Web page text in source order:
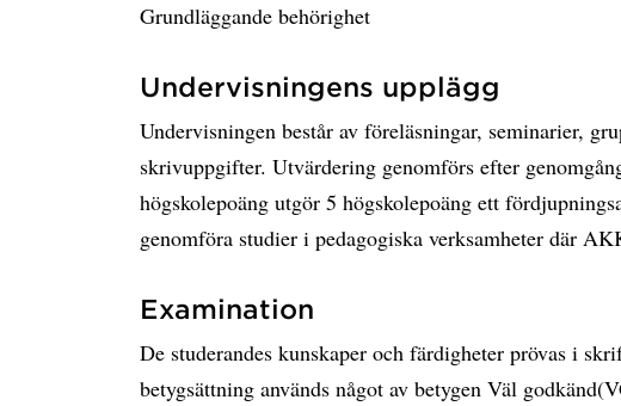
Grundläggande behörighet
Undervisningens upplägg
Undervisningen består av föreläsningar, seminarier,
skrivuppgifter. Utvärdering genomförs efter
högskolepoäng utgör 5 högskolepoäng ett
genomföra studier i pedagogiska verksamheter där
Examination
De studerandes kunskaper och färdigheter prövas i
betygsättning används något av betygen Väl